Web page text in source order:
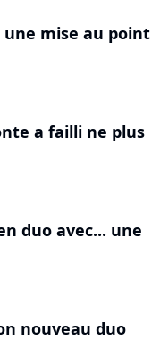
mise au point
a failli ne plus
duo avec... une
nouveau duo